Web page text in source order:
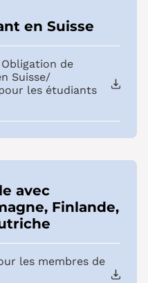
en Suisse
de
Suisse/
les étudiants
avec
Finlande,
les membres de